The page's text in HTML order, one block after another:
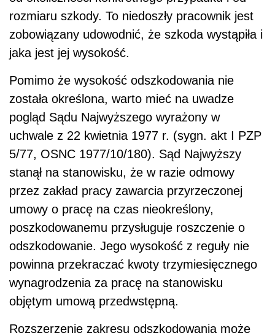
rozmiaru szkody. To niedoszły pracownik jest
zobowiązany udowodnić, że szkoda wystąpiła i
jaka jest jej wysokość.
Pomimo że wysokość odszkodowania nie
została określona, warto mieć na uwadze
pogląd Sądu Najwyższego wyrażony w
uchwale z 22 kwietnia 1977 r. (sygn. akt I PZP
5/77, OSNC 1977/10/180). Sąd Najwyższy
stanął na stanowisku, że w razie odmowy
przez zakład pracy zawarcia przyrzeczonej
umowy o pracę na czas nieokreślony,
poszkodowanemu przysługuje roszczenie o
odszkodowanie. Jego wysokość z reguły nie
powinna przekraczać kwoty trzymiesięcznego
wynagrodzenia za pracę na stanowisku
objętym umową przedwstępną.
Rozszerzenie zakresu odszkodowania może